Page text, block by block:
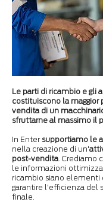
Le parti di ricambio e gli
costituiscono la
vendita di un
sfruttarne al massimo il
In Enter supportiamo le
nella creazione di un'
post-vendita. Crediamo
le informazioni
ricambio siano elementi
garantire l'efficienza del
finale.